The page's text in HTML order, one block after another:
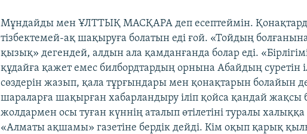
Мұндайды мен ҰЛТТЫҚ МАСҚАРА деп есептеймін.
тізбектемей-ақ шақыруға болатын еді ғой. «Тойдың
қызық» дегендей, алдын ала қамданғанда болар еді.
құдайға қажет емес билбордтардың орнына Абайдың суретін
сөздерін жазып, қала тұрғындары мен қонақтарын болайын
шараларға шақырған хабарландыру іліп қойса қандай жақсы
жолдармен осы туған күннің аталып өтілетіні туралы халыққа
«Алматы ақшамы» газетіне бердік дейді. Кім оқып қарық